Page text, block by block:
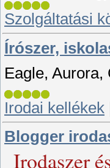
Szolgáltatási
Írószer,
Eagle,
Irodai kellékek
Blogger
Irodaszer